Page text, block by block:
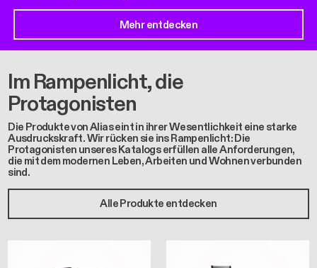
Mehr entdecken
Im Rampenlicht, die
Protagonisten
Die Produkte von Alias eint in ihrer Wesentlichkeit eine starke
Ausdruckskraft. Wir rücken sie ins Rampenlicht: Die
Protagonisten unseres Katalogs erfüllen alle Anforderungen,
die mit dem modernen Leben, Arbeiten und Wohnen verbunden
sind.
Alle Produkte entdecken